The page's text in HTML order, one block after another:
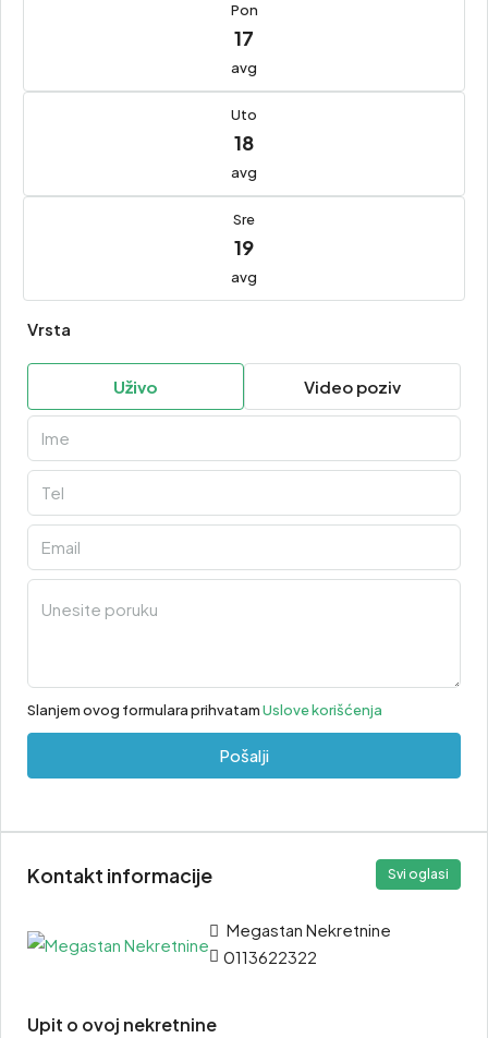
Pon
17
avg
Uto
18
avg
Sre
19
avg
Vrsta
Uživo Video poziv
Slanjem ovog formulara prihvatamUslove korišćenja
Pošalji
Kontakt informacije Svi oglasi
Megastan Nekretnine
0113622322
Upit o ovoj nekretnine